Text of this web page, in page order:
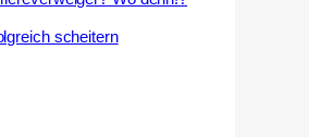
scheitern